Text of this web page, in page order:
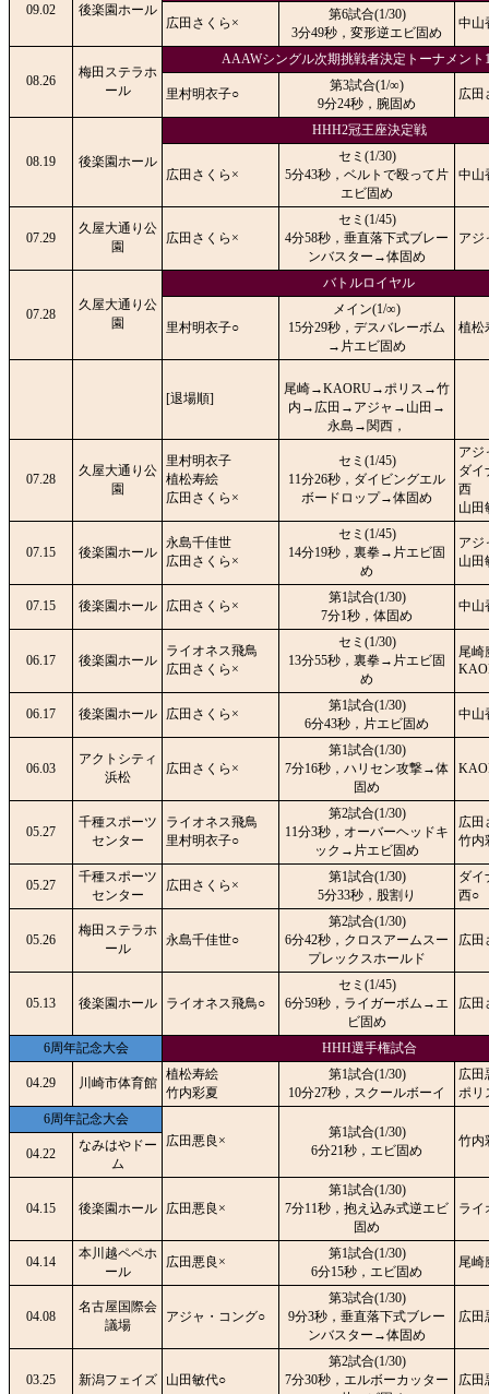
09.02 後楽園ホール
広田さくら×
第6試合(1/30)
3分49秒，変形逆エビ固め
中山
08.26
梅田ステラホ
ール
AAAWシングル次期挑戦者決定トーナメント
里村明衣子○
第3試合(1/∞)
9分24秒，腕固め
広田
08.19 後楽園ホール
HHH2冠王座決定戦
広田さくら×
セミ(1/30)
5分43秒，ベルトで殴って片
エビ固め
中山
07.29
久屋大通り公
園
広田さくら×
セミ(1/45)
4分58秒，垂直落下式ブレー
ンバスター→体固め
アジ
07.28
久屋大通り公
園
バトルロイヤル
里村明衣子○
メイン(1/∞)
15分29秒，デスバレーボム
→片エビ固め
植松
[退場順]
尾崎→KAORU→ポリス→竹
内→広田→アジャ→山田→
永島→関西，
07.28
久屋大通り公
園
里村明衣子
植松寿絵
広田さくら×
セミ(1/45)
11分26秒，ダイビングエル
ボードロップ→体固め
アジ
ダイ
西
山田
07.15 後楽園ホール
永島千佳世
広田さくら×
セミ(1/45)
14分19秒，裏拳→片エビ固
め
アジ
山田
07.15 後楽園ホール 広田さくら×
第1試合(1/30)
7分1秒，体固め
中山
06.17 後楽園ホール
ライオネス飛鳥
広田さくら×
セミ(1/30)
13分55秒，裏拳→片エビ固
め
尾崎
06.17 後楽園ホール 広田さくら×
第1試合(1/30)
6分43秒，片エビ固め
中山
06.03
アクトシティ
浜松
広田さくら×
第1試合(1/30)
7分16秒，ハリセン攻撃→体
固め
05.27
千種スポーツ
センター
ライオネス飛鳥
里村明衣子○
第2試合(1/30)
11分3秒，オーバーヘッドキ
ック→片エビ固め
広田
竹内
05.27
千種スポーツ
センター
広田さくら×
第1試合(1/30)
5分33秒，股割り
ダイ
西○
05.26
梅田ステラホ
ール
永島千佳世○
第2試合(1/30)
6分42秒，クロスアームスー
プレックスホールド
広田
05.13 後楽園ホール ライオネス飛鳥○
セミ(1/45)
6分59秒，ライガーボム→エ
ビ固め
広田
6周年記念大会 HHH選手権試合
04.29 川崎市体育館
植松寿絵
竹内彩夏
第1試合(1/30)
10分27秒，スクールボーイ
広田
ポリ
6周年記念大会
広田悪良×
第1試合(1/30)
6分21秒，エビ固め
竹内
04.22
なみはやドー
ム
04.15 後楽園ホール 広田悪良×
第1試合(1/30)
7分11秒，抱え込み式逆エビ
固め
ライ
04.14
本川越ペペホ
ール
広田悪良×
第1試合(1/30)
6分15秒，エビ固め
尾崎
04.08
名古屋国際会
議場
アジャ・コング○
第3試合(1/30)
9分3秒，垂直落下式ブレー
ンバスター→体固め
広田
03.25 新潟フェイズ 山田敏代○
第2試合(1/30)
7分30秒，エルボーカッター
広田